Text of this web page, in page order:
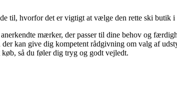
til, hvorfor det er vigtigt at vælge den rette ski butik
mærker, der passer til dine behov og
kan give dig kompetent rådgivning om valg af
så du føler dig tryg og godt vejledt.